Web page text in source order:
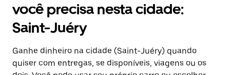
você precisa nesta cidade:
Saint-Juéry
Ganhe dinheiro na cidade (Saint-Juéry) quando
quiser com entregas, se disponíveis, viagens ou os